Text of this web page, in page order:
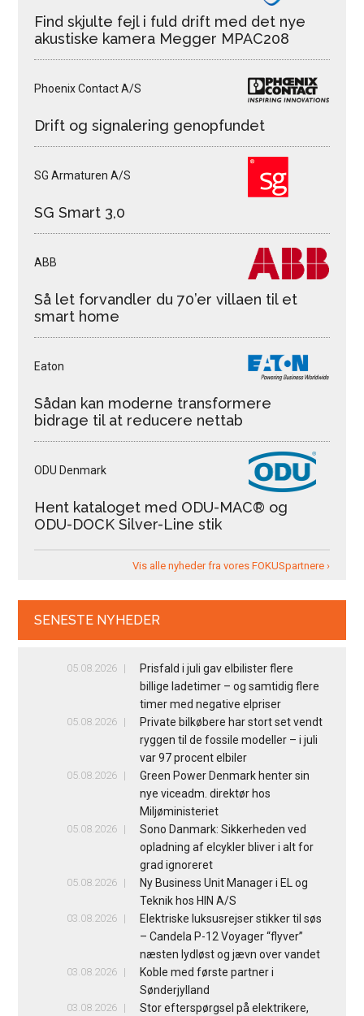
Find skjulte fejl i fuld drift med det nye
akustiske kamera Megger MPAC208
Phoenix Contact A/S
Drift og signalering genopfundet
SG Armaturen A/S
SG Smart 3,0
ABB
Så let forvandler du 70’er villaen til et
smart home
Eaton
Sådan kan moderne transformere
bidrage til at reducere nettab
ODU Denmark
Hent kataloget med ODU-MAC® og
ODU-DOCK Silver-Line stik
Vis alle nyheder fra vores FOKUSpartnere ›
SENESTE NYHEDER
05.08.2026
Prisfald i juli gav elbilister flere
billige ladetimer – og samtidig flere
timer med negative elpriser
05.08.2026
Private bilkøbere har stort set vendt
ryggen til de fossile modeller – i juli
var 97 procent elbiler
05.08.2026
Green Power Denmark henter sin
nye viceadm. direktør hos
Miljøministeriet
05.08.2026
Sono Danmark: Sikkerheden ved
opladning af elcykler bliver i alt for
grad ignoreret
05.08.2026
Ny Business Unit Manager i EL og
Teknik hos HIN A/S
03.08.2026
Elektriske luksusrejser stikker til søs
– Candela P-12 Voyager “flyver”
næsten lydløst og jævn over vandet
03.08.2026
Koble med første partner i
Sønderjylland
03.08.2026
Stor efterspørgsel på elektrikere,